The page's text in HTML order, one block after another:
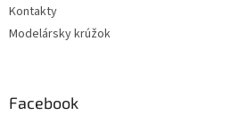
Kontakty
Modelársky krúžok
Facebook